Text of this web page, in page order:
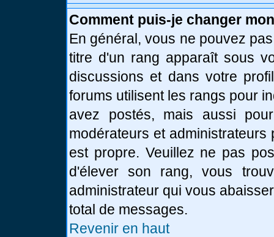
Comment puis-je changer
En général, vous ne pouvez
titre d'un rang apparaît sous
discussions et dans votre
forums utilisent les rangs pour
avez postés, mais aussi
modérateurs et
est propre. Veuillez ne pas
d'élever son rang, vous
administrateur qui vous
total de messages.
Revenir en haut